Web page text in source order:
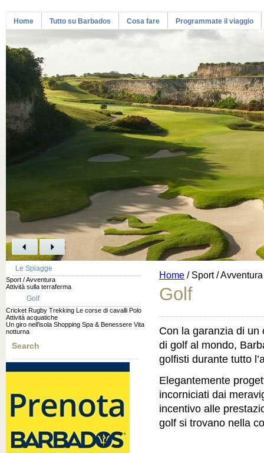
Home Tutto su Barbados Cosa fare Programmate il viaggio
Le Spiagge
Sport / Avventura
Attività sulla terraferma
Golf
Cricket Rugby Trekking Le corse di cavalli Polo
Attività acquatiche
Un giro nell’isola Shopping Spa & Benessere Vita
notturna
Search
Home / Sport /
Golf
Con la garanzia di un
di golf al mondo,
golfisti durante tutto
Elegantemente
incorniciati dai
incentivo alle
golf si trovano nella